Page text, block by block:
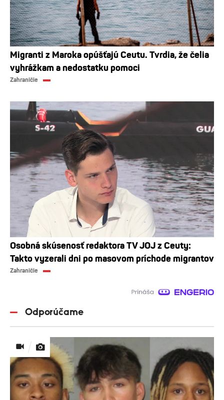
Migranti z Maroka opúšťajú Ceutu. Tvrdia, že čelia
vyhrážkam a nedostatku pomoci
Zahraničie
Osobná skúsenosť redaktora TV JOJ z Ceuty:
Takto vyzerali dni po masovom príchode migrantov
Zahraničie
Odporúčame